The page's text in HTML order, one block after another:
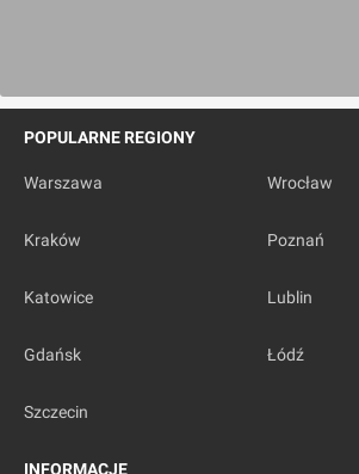
POPULARNE REGIONY
Warszawa Wrocław
Kraków Poznań
Katowice Lublin
Gdańsk Łódź
Szczecin
INFORMACJE